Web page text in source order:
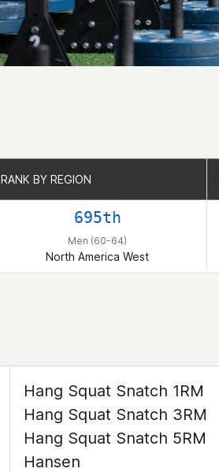
RANK BY REGION
695th
Men (60-64)
North America West
RANK BY REGION
Hang Squat Snatch 1RM
Hang Squat Snatch 3RM
Hang Squat Snatch 5RM
Hansen